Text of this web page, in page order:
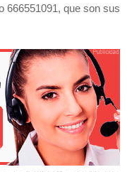
666551091, que son sus